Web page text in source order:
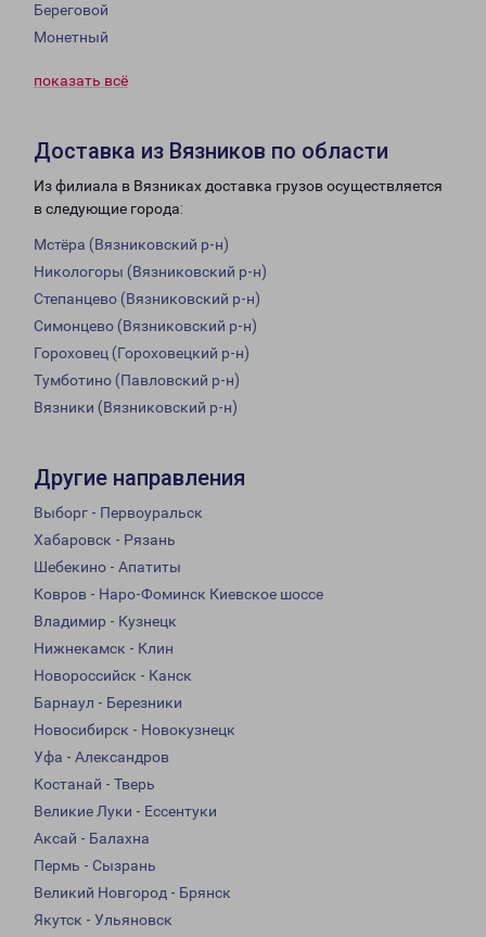
Береговой
Монетный
показать всё
Доставка из Вязников по области
Из филиала в Вязниках доставка грузов осуществляется
в следующие города:
Мстёра (Вязниковский р-н)
Никологоры (Вязниковский р-н)
Степанцево (Вязниковский р-н)
Симонцево (Вязниковский р-н)
Гороховец (Гороховецкий р-н)
Тумботино (Павловский р-н)
Вязники (Вязниковский р-н)
Другие направления
Выборг - Первоуральск
Хабаровск - Рязань
Шебекино - Апатиты
Ковров - Наро-Фоминск Киевское шоссе
Владимир - Кузнецк
Нижнекамск - Клин
Новороссийск - Канск
Барнаул - Березники
Новосибирск - Новокузнецк
Уфа - Александров
Костанай - Тверь
Великие Луки - Ессентуки
Аксай - Балахна
Пермь - Сызрань
Великий Новгород - Брянск
Якутск - Ульяновск